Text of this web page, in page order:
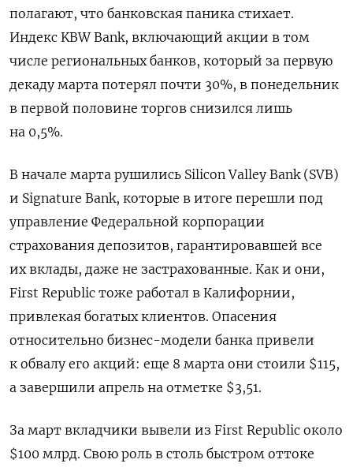
полагают, что банковская паника стихает.
Индекс KBW Bank, включающий акции в том
числе региональных банков, который за первую
декаду марта потерял почти 30%, в понедельник
в первой половине торгов снизился лишь
на 0,5%.
В начале марта рушились Silicon Valley Bank (SVB)
и Signature Bank, которые в итоге перешли под
управление Федеральной корпорации
страхования депозитов, гарантировавшей все
их вклады, даже не застрахованные. Как и они,
First Republic тоже работал в Калифорнии,
привлекая богатых клиентов. Опасения
относительно бизнес-модели банка привели
к обвалу его акций: еще 8 марта они стоили $115,
а завершили апрель на отметке $3,51.
За март вкладчики вывели из First Republic около
$100 млрд. Свою роль в столь быстром оттоке